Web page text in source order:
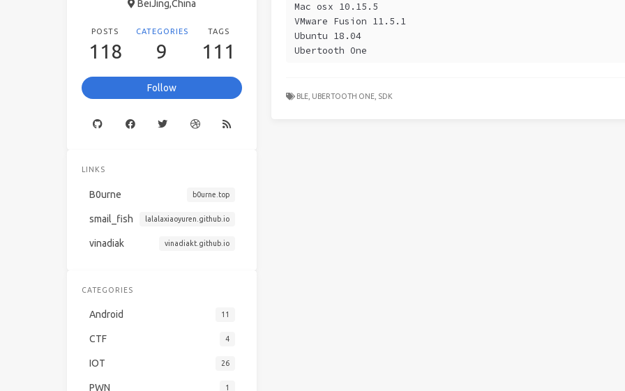
Mac osx 10.15.5
VMware Fusion 11.5.1
Ubuntu 18.04
Ubertooth One
BLE, UBERTOOTH ONE, SDK
BeiJing,China
POSTS
118
CATEGORIES
9
TAGS
111
Follow
LINKS
B0urne b0urne.top
smail_fish lalalaxiaoyuren.github.io
vinadiak vinadiakt.github.io
CATEGORIES
Android 11
CTF 4
IOT 26
PWN 1